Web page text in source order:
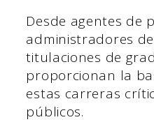
Desde agentes de
administradores
titulaciones de
proporcionan la
estas carreras
públicos.